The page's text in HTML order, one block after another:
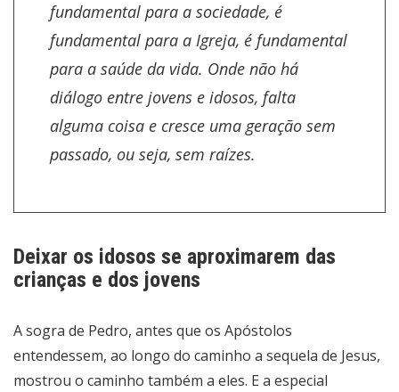
fundamental para a sociedade, é
fundamental para a Igreja, é fundamental
para a saúde da vida. Onde não há
diálogo entre jovens e idosos, falta
alguma coisa e cresce uma geração sem
passado, ou seja, sem raízes.
Deixar os idosos se aproximarem das
crianças e dos jovens
A sogra de Pedro, antes que os Apóstolos
entendessem, ao longo do caminho a sequela de Jesus,
mostrou o caminho também a eles. E a especial